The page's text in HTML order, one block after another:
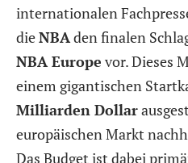
internationalen
dieNBAden finalen
NBA Europe vor. Dieses
einem gigantischen
Milliarden Dollar
europäischen Markt
Das Budget ist dabei